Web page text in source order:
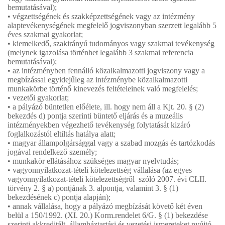
bemutatásával);
• végzettségének és szakképzettségének vagy az intézmény
alaptevékenységének megfelelő jogviszonyban szerzett legalább 5
éves szakmai gyakorlat;
• kiemelkedő, szakirányú tudományos vagy szakmai tevékenység
(melynek igazolása történhet legalább 3 szakmai referencia
bemutatásával);
• az intézményben fennálló közalkalmazotti jogviszony vagy a
megbízással egyidejűleg az intézménybe közalkalmazotti
munkakörbe történő kinevezés feltételeinek való megfelelés;
• vezetői gyakorlat;
• a pályázó büntetlen előélete, ill. hogy nem áll a Kjt. 20. § (2)
bekezdés d) pontja szerinti büntető eljárás és a muzeális
intézményekben végezhető tevékenység folytatását kizáró
foglalkozástól eltiltás hatálya alatt;
• magyar állampolgársággal vagy a szabad mozgás és tartózkodás
jogával rendelkező személy;
• munkakör ellátásához szükséges magyar nyelvtudás;
• vagyonnyilatkozat-tételi kötelezettség vállalása (az egyes
vagyonnyilatkozat-tételi kötelezettségről szóló 2007. évi CLII.
törvény 2. § a) pontjának 3. alpontja, valamint 3. § (1)
bekezdésének c) pontja alapján);
• annak vállalása, hogy a pályázó megbízását követő két éven
belül a 150/1992. (XI. 20.) Korm.rendelet 6/G. § (1) bekezdése